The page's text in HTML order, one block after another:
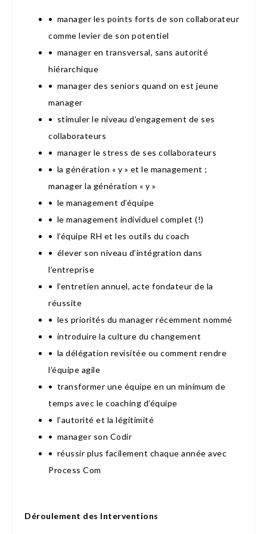
• manager les points forts de son collaborateur
comme levier de son potentiel
• manager en transversal, sans autorité
hiérarchique
• manager des seniors quand on est jeune
manager
• stimuler le niveau d’engagement de ses
collaborateurs
• manager le stress de ses collaborateurs
• la génération « y » et le management ;
manager la génération « y »
• le management d’équipe
• le management individuel complet (!)
• l’équipe RH et les outils du coach
• élever son niveau d’intégration dans
l’entreprise
• l’entretien annuel, acte fondateur de la
réussite
• les priorités du manager récemment nommé
• introduire la culture du changement
• la délégation revisitée ou comment rendre
l’équipe agile
• transformer une équipe en un minimum de
temps avec le coaching d’équipe
• l’autorité et la légitimité
• manager son Codir
• réussir plus facilement chaque année avec
Process Com
Déroulement des Interventions